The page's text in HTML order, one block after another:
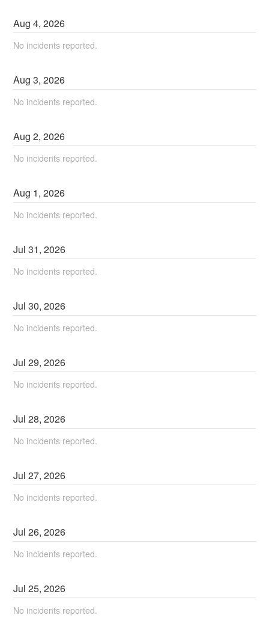
Aug4,2026
No incidents reported.
Aug3,2026
No incidents reported.
Aug2,2026
No incidents reported.
Aug 1,2026
No incidents reported.
Jul31,2026
No incidents reported.
Jul30,2026
No incidents reported.
Jul29,2026
No incidents reported.
Jul28,2026
No incidents reported.
Jul27,2026
No incidents reported.
Jul26,2026
No incidents reported.
Jul25,2026
No incidents reported.